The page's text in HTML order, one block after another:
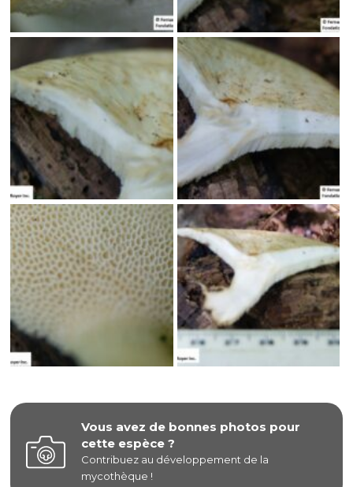
Vous avez de bonnes photos pour
cette espèce ?
Contribuez au développement de la
mycothèque !